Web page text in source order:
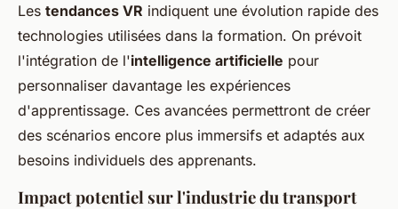
Les tendances VR indiquent une évolution rapide des
technologies utilisées dans la formation. On prévoit
l'intégration de l'intelligence artificielle pour
personnaliser davantage les expériences
d'apprentissage. Ces avancées permettront de créer
des scénarios encore plus immersifs et adaptés aux
besoins individuels des apprenants.
Impact potentiel sur l'industrie du transport